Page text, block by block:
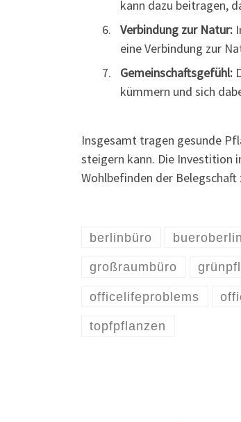
kann dazu beitragen,
Verbindung zur Natur:
eine Verbindung zur
Gemeinschaftsgefühl:
kümmern und sich
Insgesamt tragen gesunde
steigern kann. Die Investition
Wohlbefinden der Belegschaft
berlinbüro bueroberlin
großraumbüro
officelifeproblems
topfpflanzen